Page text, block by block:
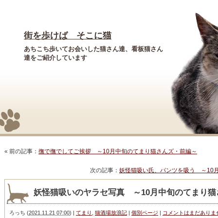
街を歩けば そこに猫
あちこち歩いてお会いした猫さん達、看板猫さん
達をご紹介しています
« 前の記事： 撫で撫でしてご挨拶 ～10月中旬のてまり猫さんズ・前編～
次の記事： 妖怪猫吸い氏、パンツを吸う ～10
妖怪猫吸いのヤラセ写真 ～10月中旬のてまり猫
ろっち (2021.11.21 07:00) | てまり 猫酒場放浪記 | 個別ページ | コメントはまだありま